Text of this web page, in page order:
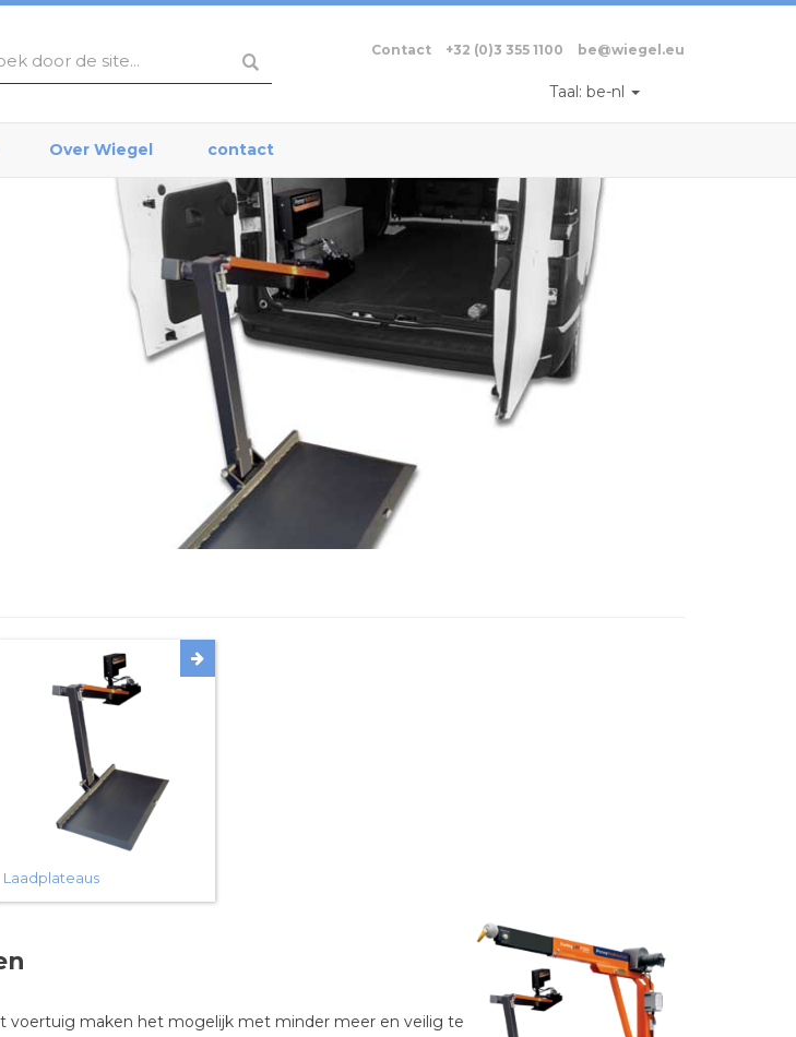
Contact +32 (0)3 355 1100 be@wiegel.eu
Taal: be-nl
Over Wiegel contact
Laadplateaus
voertuig maken het mogelijk met minder meer en veilig te